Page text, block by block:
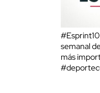
semanal
más